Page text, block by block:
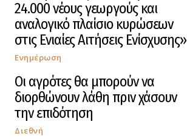
24.000 νέους γεωργούς και
αναλογικό πλαίσιο κυρώσεων
στις Ενιαίες Αιτήσεις Ενίσχυσης»
Ενημέρωση
Οι αγρότες θα μπορούν να
διορθώνουν λάθη πριν χάσουν
την επιδότηση
Διεθνή